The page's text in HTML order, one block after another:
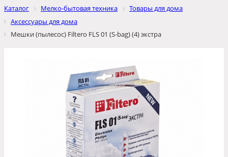
Каталог Мелко-бытовая техника
Товары для дома
Аксессуары для дома
Мешки (пылесос) Filtero FLS 01 (S-bag) (4) экстра